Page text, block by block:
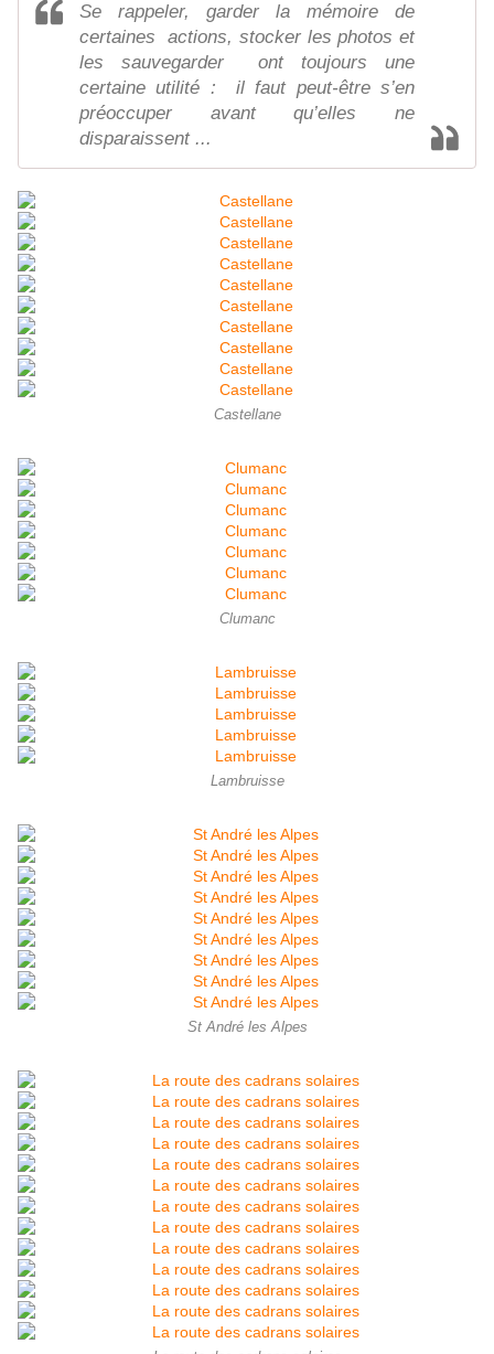
Se rappeler, garder la mémoire de
certaines actions, stocker les photos et
les sauvegarder ont toujours une
certaine utilité : il faut peut-être s’en
préoccuper avant qu’elles ne
disparaissent ...
Castellane
Clumanc
Lambruisse
St André les Alpes